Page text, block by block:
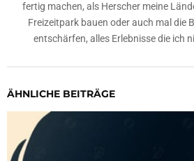
fertig machen, als Herscher meine
Freizeitpark bauen oder auch mal die
entschärfen, alles Erlebnisse die ich
ÄHNLICHE BEITRÄGE